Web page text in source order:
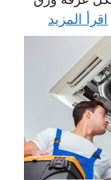
اقرأ المزيد